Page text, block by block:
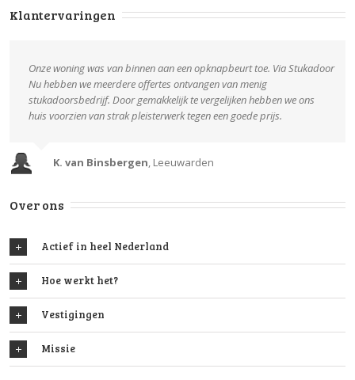
Klantervaringen
Onze woning was van binnen aan een opknapbeurt toe. Via Stukadoor
Nu hebben we meerdere offertes ontvangen van menig
stukadoorsbedrijf. Door gemakkelijk te vergelijken hebben we ons
huis voorzien van strak pleisterwerk tegen een goede prijs.
K. van Binsbergen, Leeuwarden
Over ons
Actief in heel Nederland
Hoe werkt het?
Vestigingen
Missie